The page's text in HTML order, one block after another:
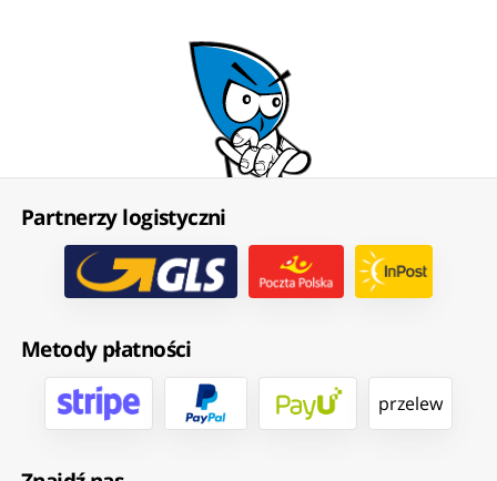
Partnerzy logistyczni
Metody płatności
przelew